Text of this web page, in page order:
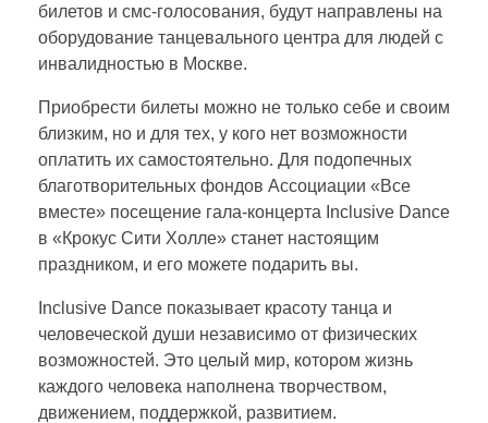
н
о
м
у
б
л
а
билетов и смс-голосования, будут направлены на
оборудование танцевального центра для людей с
инвалидностью в Москве.
Приобрести билеты можно не только себе и своим
близким, но и для тех, у кого нет возможности
оплатить их самостоятельно. Для подопечных
благотворительных фондов Ассоциации «Все
вместе» посещение гала-концерта Inclusive Dance
в «Крокус Сити Холле» станет настоящим
праздником, и его можете подарить вы.
Inclusive Dance показывает красоту танца и
человеческой души независимо от физических
возможностей. Это целый мир, котором жизнь
каждого человека наполнена творчеством,
движением, поддержкой, развитием.